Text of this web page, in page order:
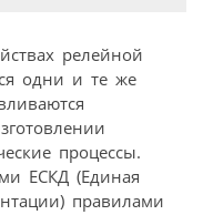
релейной
одни и те же
процессы.
ЕСКД (Единая
правилами